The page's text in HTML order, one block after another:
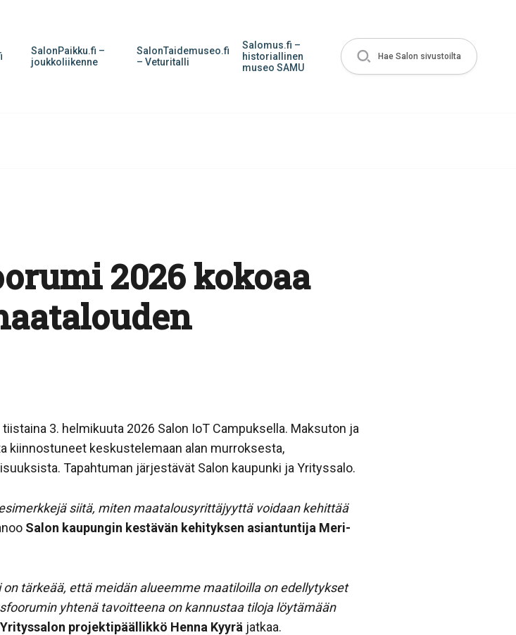
SalonPaikku.fi –
joukkoliikenne
SalonTaidemuseo.fi
– Veturitalli
Salomus.fi –
historiallinen
museo SAMU
Hae Salon sivustoilta
2026 kokoaa
3. helmikuuta 2026 Salon IoT Campuksella. Maksuton ja
kiinnostuneet keskustelemaan alan murroksesta,
Tapahtuman järjestävät Salon kaupunki ja Yrityssalo.
siitä, miten maatalousyrittäjyyttä voidaan kehittää
Salon kaupungin kestävän kehityksen asiantuntija Meri-
tärkeää, että meidän alueemme maatiloilla on edellytykset
yhtenä tavoitteena on kannustaa tiloja löytämään
Yrityssalon projektipäällikkö Henna Kyyrä jatkaa.